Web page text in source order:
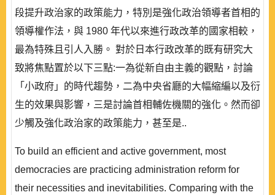
段提升政治家的政策能力，特別是強化政治領導者首相的
領導權作法，與 1980 年代以來進行政改革的國家相較，
最為特殊且引人入勝。 對於日本行政改革的既有研究大
致將焦點置於以下三點:一為從新自由主義的觀點，討論
「小政府」的時代趨勢，二為中央省廳的大幅縮編以及衍
生的效果與影響，三是討論首相輔佐機關的強化。然而卻
少觸及強化政治家的政策能力，甚至是..
To build an efficient and active government, most
democracies are practicing administration reform for
their necessities and inevitabilities. Comparing with the